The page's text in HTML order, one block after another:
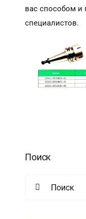
вас способом и
специалистов.
Поиск